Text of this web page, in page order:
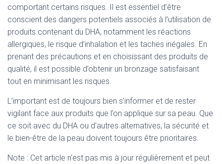
comportant certains risques. Il est essentiel d’être
conscient des dangers potentiels associés à l’utilisation de
produits contenant du DHA, notamment les réactions
allergiques, le risque d’inhalation et les taches inégales. En
prenant des précautions et en choisissant des produits de
qualité, il est possible d’obtenir un bronzage satisfaisant
tout en minimisant les risques.
L’important est de toujours bien s’informer et de rester
vigilant face aux produits que l’on applique sur sa peau. Que
ce soit avec du DHA ou d’autres alternatives, la sécurité et
le bien-être de la peau doivent toujours être prioritaires.
Note : Cet article n'est pas mis à jour régulièrement et peut